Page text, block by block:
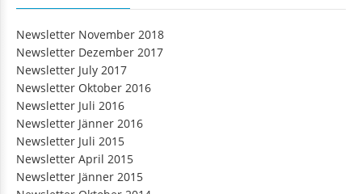
Newsletter Dezember 2017
Newsletter July 2017
Newsletter Oktober 2016
Newsletter Juli 2016
Newsletter Jänner 2016
Newsletter Juli 2015
Newsletter April 2015
Newsletter Jänner 2015
Newsletter Oktober 2014